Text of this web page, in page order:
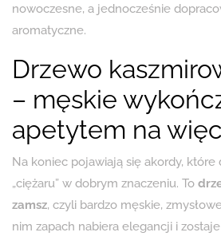
nowoczesne, a jednocześnie
aromatyczne.
Drzewo
– męskie
apetytem na
Na koniec pojawiają się akordy, które
„ciężaru” w dobrym znaczeniu. To
zamsz, czyli bardzo męskie,
nim zapach nabiera elegancji i